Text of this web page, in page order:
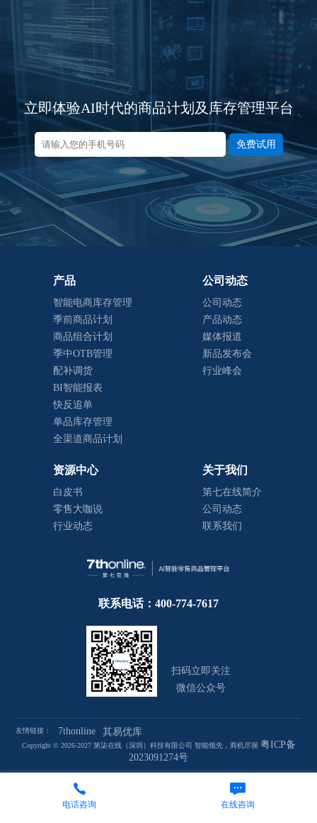
立即体验AI时代的商品计划及库存管理平台
免费试用
产品
智能电商库存管理
季前商品计划
商品组合计划
季中OTB管理
配补调货
BI智能报表
快反追单
单品库存管理
全渠道商品计划
公司动态
公司动态
产品动态
媒体报道
新品发布会
行业峰会
资源中心
白皮书
零售大咖说
行业动态
关于我们
第七在线简介
公司动态
联系我们
联系电话：400-774-7617
扫码立即关注
微信公众号
友情链接： 7thonline 其易优库
Copyright © 2026-2027 第柒在线（深圳）科技有限公司 智能领先，商机尽握 粤ICP备
2023091274号
电话咨询 在线咨询